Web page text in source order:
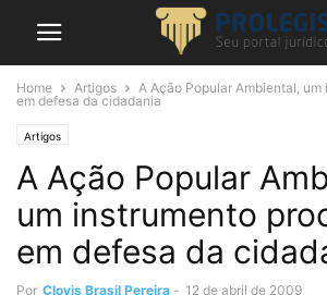
Home Artigos
A Ação Popular Ambiental,
em defesa da cidadania
Artigos
A Ação Popular
um instrumento
em defesa da
Por Clovis Brasil Pereira - 12 de abril de 2009